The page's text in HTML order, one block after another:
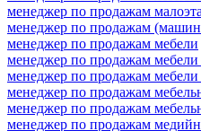
менеджер по продажам
менеджер по продажам
менеджер по продажам мебели
менеджер по продажам мебели
менеджер по продажам мебели
менеджер по продажам
менеджер по продажам
менеджер по продажам